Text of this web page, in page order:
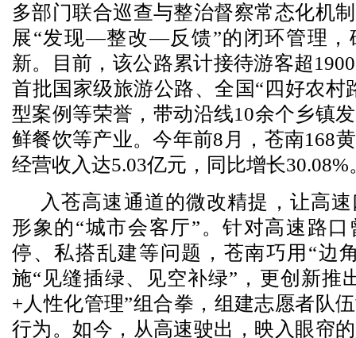
多部门联合巡查与整治督察常态化机
展“发现—整改—反馈”的闭环管理，
新。目前，该公路累计接待游客超
首批国家级旅游公路、全国“四好农村
型案例等荣誉，带动沿线10余个乡镇
鲜餐饮等产业。今年前8月，苍南168
经营收入达5.03亿元，同比增长30.08%
入苍高速通道的微改精提，让高
形象的“城市会客厅”。针对高速路
停、私搭乱建等问题，苍南巧用“边
施“见缝插绿、见空补绿”，更创新推
+人性化管理”组合拳，组建志愿者队
行为。如今，从高速驶出，映入眼帘